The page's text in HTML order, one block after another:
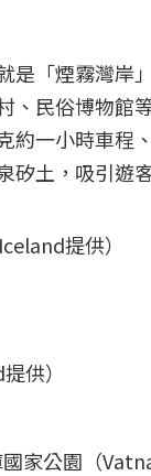
「煙霧灣岸
民俗博物館
約一小時車程
矽土，吸引遊
提供）
供）
家公園（